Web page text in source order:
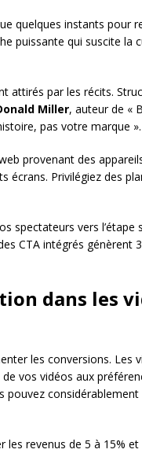
quelques instants pour
puissante qui suscite la
attirés par les récits.
Miller, auteur de «
pas votre marque ».
provenant des
Privilégiez des
spectateurs vers l’étape
CTA intégrés génèrent
dans les
les conversions. Les
vos vidéos aux
revenus de 5 à 15%